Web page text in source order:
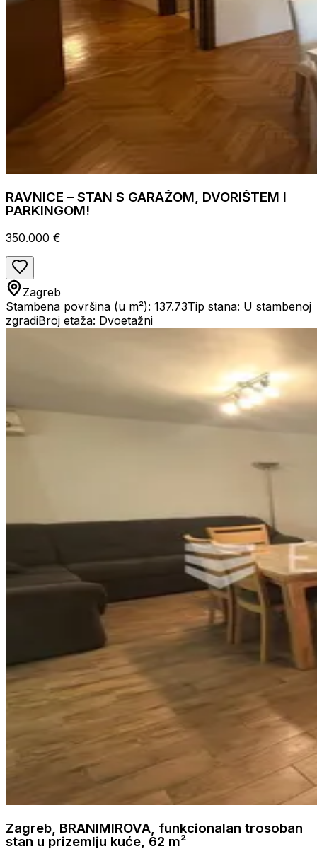
RAVNICE – STAN S GARAŽOM, DVORIŠTEM I
PARKINGOM!
350.000 €
Zagreb
Stambena površina (u m²): 137.73Tip stana: U stambenoj
zgradiBroj etaža: Dvoetažni
Zagreb, BRANIMIROVA, funkcionalan trosoban
stan u prizemlju kuće, 62 m²